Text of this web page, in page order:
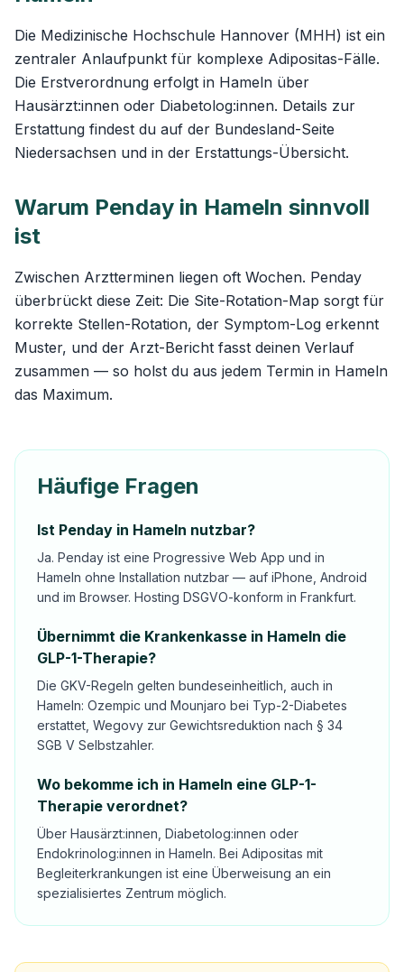
Die Medizinische Hochschule Hannover (MHH) ist ein
zentraler Anlaufpunkt für komplexe Adipositas-Fälle.
Die Erstverordnung erfolgt in Hameln über
Hausärzt:innen oder Diabetolog:innen. Details zur
Erstattung findest du auf der Bundesland-Seite
Niedersachsen und in der Erstattungs-Übersicht.
Warum Penday in Hameln sinnvoll
ist
Zwischen Arztterminen liegen oft Wochen. Penday
überbrückt diese Zeit: Die Site-Rotation-Map sorgt für
korrekte Stellen-Rotation, der Symptom-Log erkennt
Muster, und der Arzt-Bericht fasst deinen Verlauf
zusammen — so holst du aus jedem Termin in Hameln
das Maximum.
Häufige Fragen
Ist Penday in Hameln nutzbar?
Ja. Penday ist eine Progressive Web App und in
Hameln ohne Installation nutzbar — auf iPhone, Android
und im Browser. Hosting DSGVO-konform in Frankfurt.
Übernimmt die Krankenkasse in Hameln die
GLP-1-Therapie?
Die GKV-Regeln gelten bundeseinheitlich, auch in
Hameln: Ozempic und Mounjaro bei Typ-2-Diabetes
erstattet, Wegovy zur Gewichtsreduktion nach § 34
SGB V Selbstzahler.
Wo bekomme ich in Hameln eine GLP-1-
Therapie verordnet?
Über Hausärzt:innen, Diabetolog:innen oder
Endokrinolog:innen in Hameln. Bei Adipositas mit
Begleiterkrankungen ist eine Überweisung an ein
spezialisiertes Zentrum möglich.